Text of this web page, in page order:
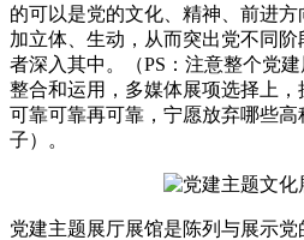
的可以是党的文化、精神、前进
加立体、生动，从而突出党不同
者深入其中。（PS：注意整个党
整合和运用，多媒体展项选择上
可靠可靠再可靠，宁愿放弃哪些
子）。
党建主题展厅展馆是陈列与展示